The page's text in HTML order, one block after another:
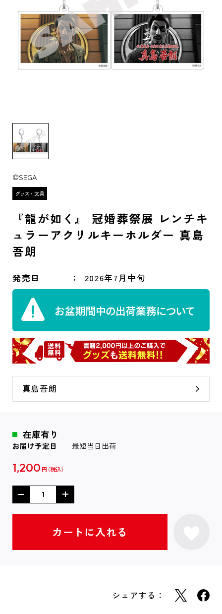
©SEGA
『龍が如く』 冠婚葬祭展 レンチキ
ュラーアクリルキーホルダー 真島
吾朗
発売日 2026年7月中旬
真島吾朗
在庫有り
お届け予定日 最短当日出荷
1,200 円
シェアする：